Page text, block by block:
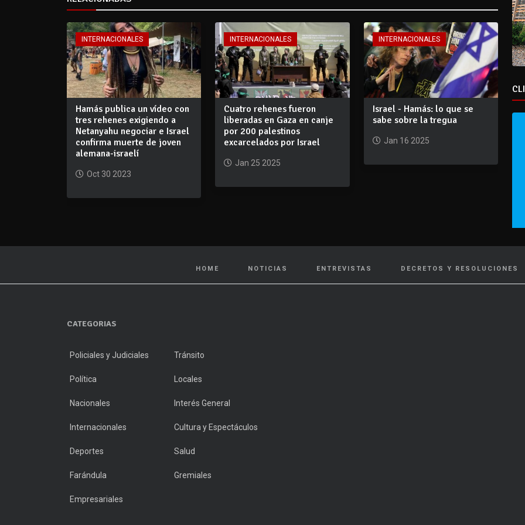
INTERNACIONALES
Hamás publica un vídeo con
tres rehenes exigiendo a
Netanyahu negociar e Israel
confirma muerte de joven
alemana-israelí
Oct 30 2023
INTERNACIONALES
Cuatro rehenes fueron
liberadas en Gaza en canje
por 200 palestinos
excarcelados por Israel
Jan 25 2025
INTERNACIONALES
Israel - Hamás: lo que se
sabe sobre la tregua
Jan 16 2025
HOME NOTICIAS ENTREVISTAS DECRETOS Y RESOLUCIONES
CATEGORIAS
Policiales y Judiciales Tránsito
Política Locales
Nacionales Interés General
Internacionales Cultura y Espectáculos
Deportes Salud
Farándula Gremiales
Empresariales